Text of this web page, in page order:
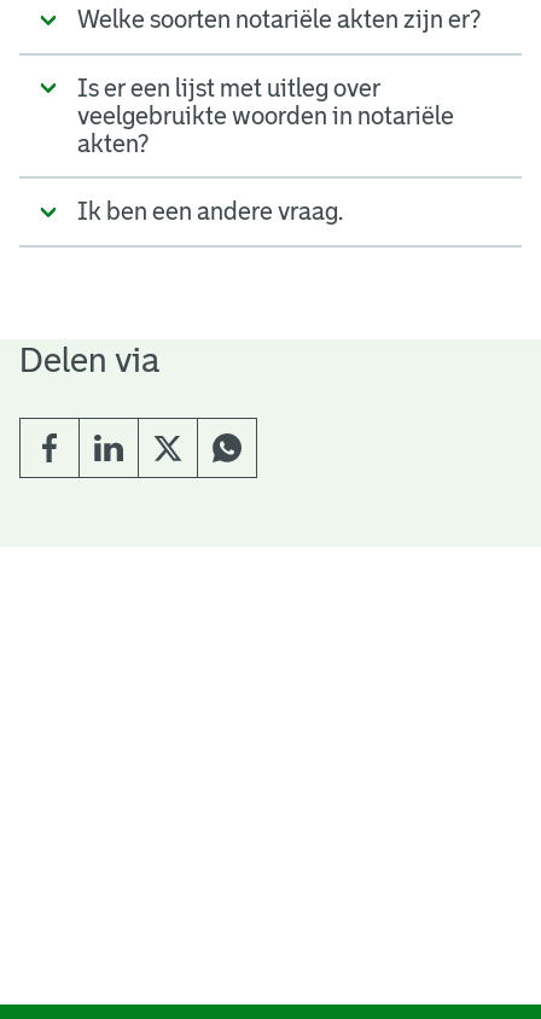
Welke soorten notariële akten zijn er?
Is er een lijst met uitleg over
veelgebruikte woorden in notariële
akten?
Ik ben een andere vraag.
Delen via